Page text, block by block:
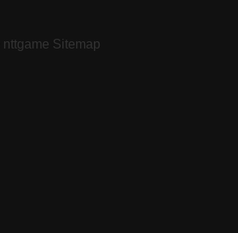
nttgame Sitemap